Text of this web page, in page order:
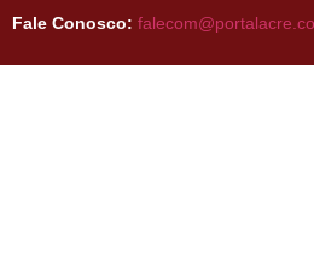
Fale Conosco: